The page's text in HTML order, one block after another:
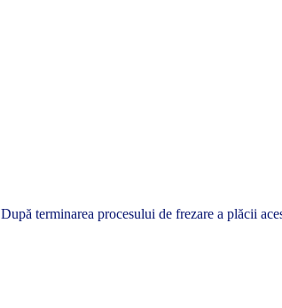
După terminarea procesului de frezare a plăcii